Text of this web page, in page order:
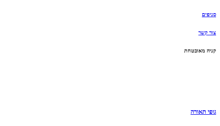
סניפים
צור קשר
קניה מאובטחת
גופי תאורה